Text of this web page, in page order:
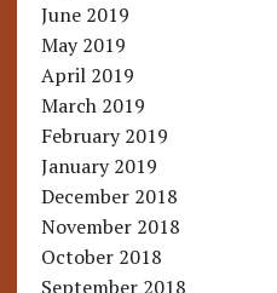
June 2019
May 2019
April 2019
March 2019
February 2019
January 2019
December 2018
November 2018
October 2018
September 2018